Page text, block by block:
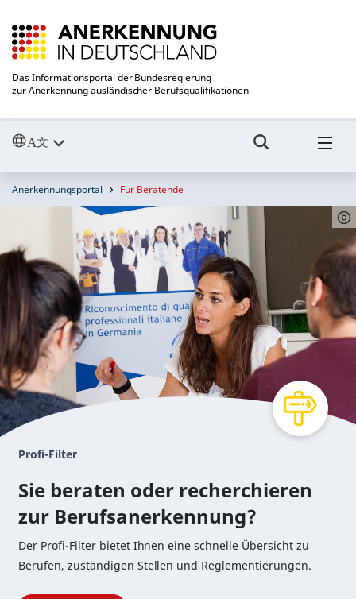
Das Informationsportal der Bundesregierung
zur Anerkennung ausländischer Berufsqualifikationen
Anerkennungsportal Für Beratende
Profi-Filter
Sie beraten oder recherchieren
zur Berufsanerkennung?
Der Profi-Filter bietet Ihnen eine schnelle Übersicht zu
Berufen, zuständigen Stellen und Reglementierungen.